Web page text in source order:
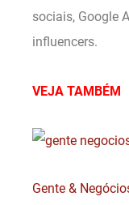
sociais, Google
influencers.
VEJA TAMBÉM
Gente &